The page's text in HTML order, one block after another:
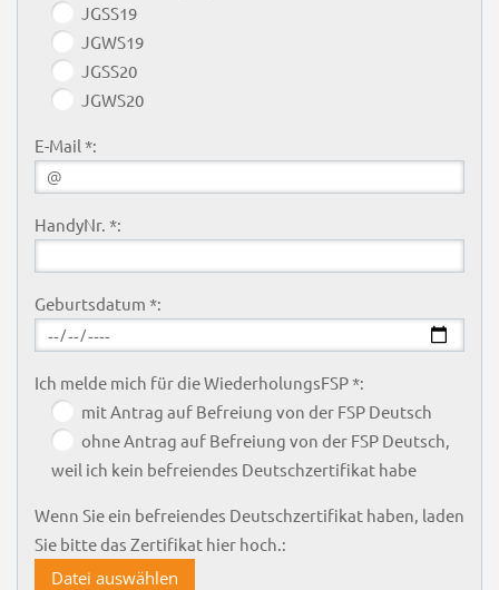
JGSS19
JGWS19
JGSS20
JGWS20
E-Mail *:
HandyNr. *:
Geburtsdatum *:
Ich melde mich für die WiederholungsFSP *:
mit Antrag auf Befreiung von der FSP Deutsch
ohne Antrag auf Befreiung von der FSP Deutsch,
weil ich kein befreiendes Deutschzertifikat habe
Wenn Sie ein befreiendes Deutschzertifikat haben, laden
Sie bitte das Zertifikat hier hoch.:
Datei auswählen